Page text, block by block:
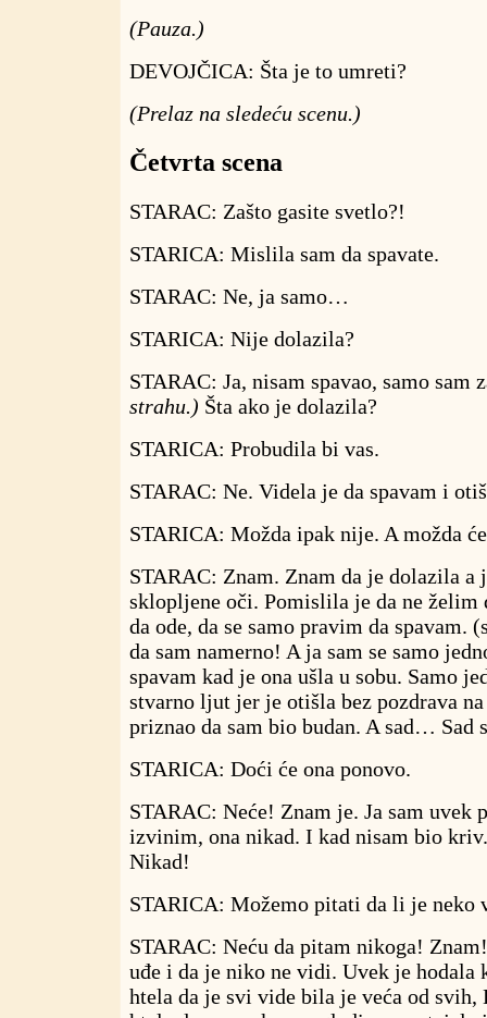
(Pauza.)
DEVOJČICA: Šta je to umreti?
(Prelaz na sledeću scenu.)
Četvrta scena
STARAC: Zašto gasite svetlo?!
STARICA: Mislila sam da spavate.
STARAC: Ne, ja samo…
STARICA: Nije dolazila?
STARAC: Ja, nisam spavao, samo
strahu.) Šta ako je dolazila?
STARICA: Probudila bi vas.
STARAC: Ne. Videla je da spavam i
STARICA: Možda ipak nije. A možda
STARAC: Znam. Znam da je dolazila a
sklopljene oči. Pomislila je da ne
da ode, da se samo pravim da spavam.
da sam namerno! A ja sam se samo
spavam kad je ona ušla u sobu. Samo
stvarno ljut jer je otišla bez pozdrava
priznao da sam bio budan. A sad… Sad
STARICA: Doći će ona ponovo.
STARAC: Neće! Znam je. Ja sam uvek
izvinim, ona nikad. I kad nisam bio
Nikad!
STARICA: Možemo pitati da li je neko
STARAC: Neću da pitam nikoga!
uđe i da je niko ne vidi. Uvek je hodala
htela da je svi vide bila je veća od svih,